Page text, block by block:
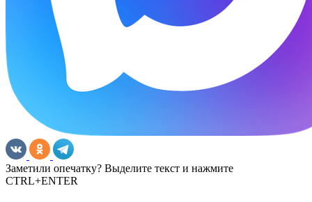
Заметили опечатку? Выделите текст и нажмите
CTRL+ENTER